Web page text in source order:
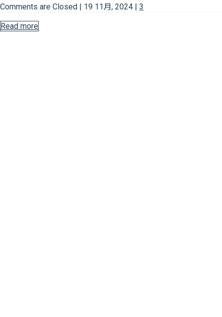
Comments are Closed | 19 11月, 2024 | 3
Read more